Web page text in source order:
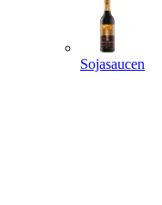
Sojasaucen